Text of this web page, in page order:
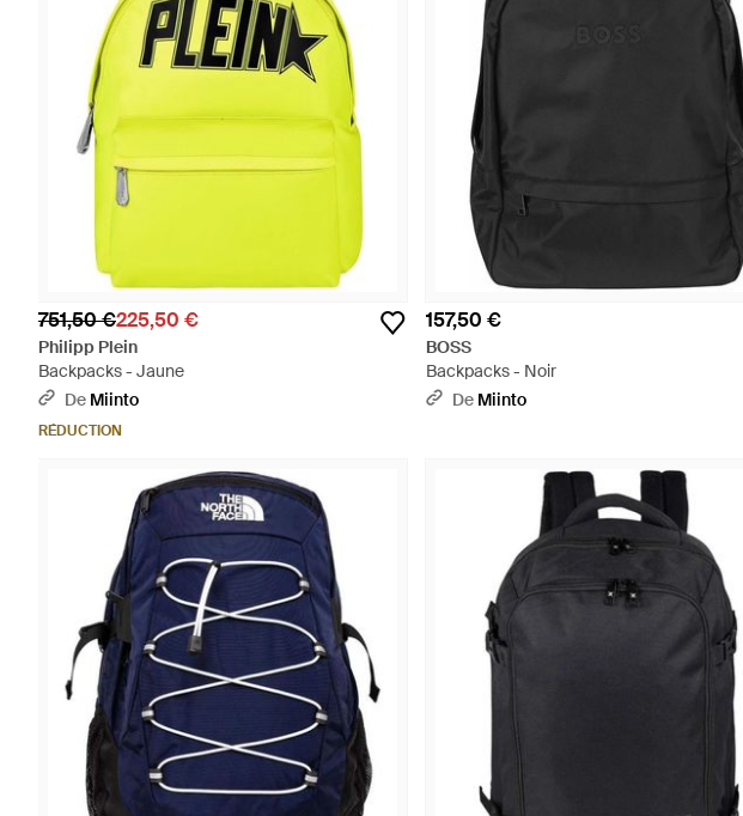
751,50 €225,50 €
Philipp Plein
Backpacks - Jaune
De Miinto
RÉDUCTION
157,50 €
BOSS
Backpacks - Noir
De Miinto